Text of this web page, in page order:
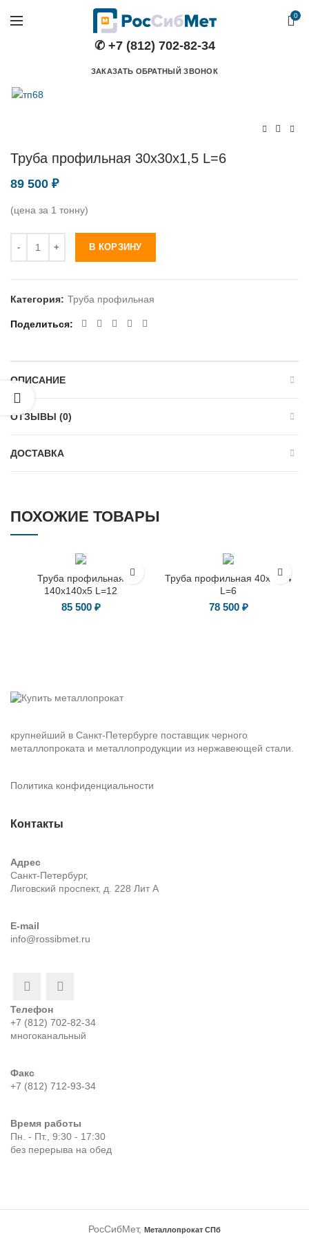
0
✆ +7 (812) 702-82-34
ЗАКАЗАТЬ ОБРАТНЫЙ ЗВОНОК
Труба профильная 30х30х1,5 L=6
89 500 ₽
(цена за 1 тонну)
В КОРЗИНУ
Категория: Труба профильная
Поделиться
ОПИСАНИЕ
ОТЗЫВЫ (0)
ДОСТАВКА
ПОХОЖИЕ ТОВАРЫ
Труба профильная
140х140х5 L=12
85 500 ₽
Труба профильная 40х40х4
L=6
78 500 ₽
крупнейший в Санкт-Петербурге поставщик черного
металлопроката и металлопродукции из нержавеющей стали.
Политика конфиденциальности
Контакты
Адрес
Санкт-Петербург,
Лиговский проспект, д. 228 Лит А
E-mail
info@rossibmet.ru
Телефон
+7 (812) 702-82-34
многоканальный
Факс
+7 (812) 712-93-34
Время работы
Пн. - Пт., 9:30 - 17:30
без перерыва на обед
РосСибМет, Металлопрокат СПб